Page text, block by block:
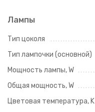
Лампы
Тип цоколя
Тип лампочки (основной)
Мощность лампы, W
Общая мощность, W
Цветовая температура, K